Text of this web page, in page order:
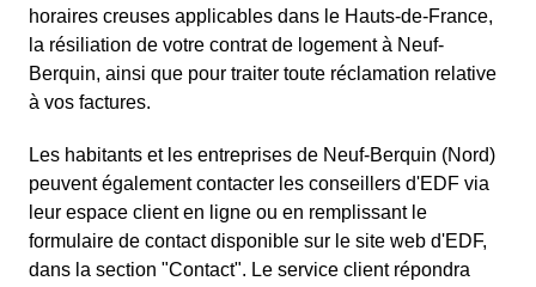
horaires creuses applicables dans le Hauts-de-France,
la résiliation de votre contrat de logement à Neuf-
Berquin, ainsi que pour traiter toute réclamation relative
à vos factures.
Les habitants et les entreprises de Neuf-Berquin (Nord)
peuvent également contacter les conseillers d'EDF via
leur espace client en ligne ou en remplissant le
formulaire de contact disponible sur le site web d'EDF,
dans la section "Contact". Le service client répondra